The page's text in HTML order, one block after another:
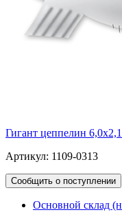
Гигант цеппелин
Артикул: 1109-0313
Сообщить о поступлении
Основной склад